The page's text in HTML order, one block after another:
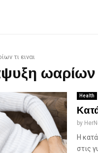
τι ειναι
ωαρίων
Health
by
Η
στις